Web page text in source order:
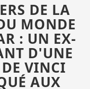
DE LA
MONDE
: UN EX-
D'UNE
VINCI
AUX